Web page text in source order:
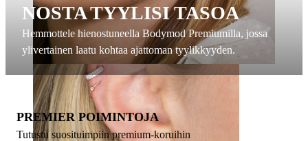
NOSTA TYYLISI TASOA
Hemmottele hienostuneella Bodymod Premiumilla, jossa
ylivertainen laatu kohtaa ajattoman tyylikkyyden.
PREMIER POIMINTOJA
Tutustu suosituimpiin premium-koruihin